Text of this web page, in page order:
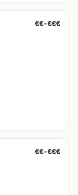
€€-€€€
€€-€€€